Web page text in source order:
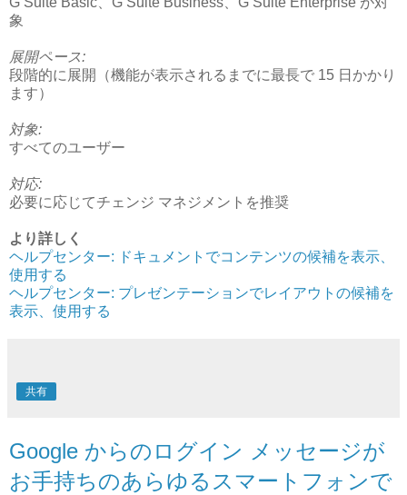
象
展開ペース:
段階的に展開（機能が表示されるまでに最長で 15 日かかり
ます）
対象:
すべてのユーザー
対応:
必要に応じてチェンジ マネジメントを推奨
より詳しく
ヘルプセンター: ドキュメントでコンテンツの候補を表示、
使用する
ヘルプセンター: プレゼンテーションでレイアウトの候補を
表示、使用する
共有
Google からのログイン メッセージが
お手持ちのあらゆるスマートフォンで